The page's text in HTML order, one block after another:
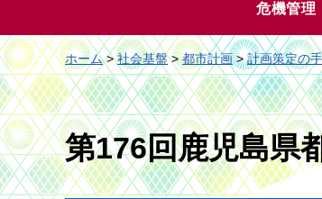
危機管理
ホーム>社会基盤>都市計画>計画策定の
第176回鹿児島県